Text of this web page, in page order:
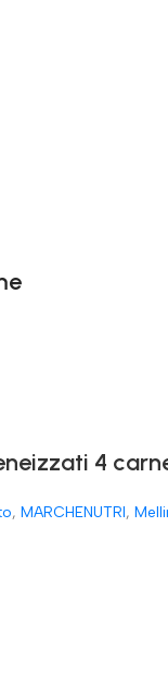
4
, MARCHENUTRI,